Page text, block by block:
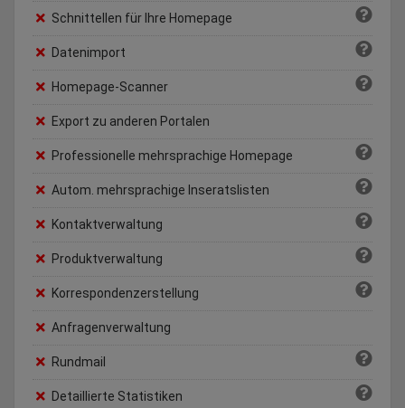
Schnittellen für Ihre Homepage
Datenimport
Homepage-Scanner
Export zu anderen Portalen
Professionelle mehrsprachige Homepage
Autom. mehrsprachige Inseratslisten
Kontaktverwaltung
Produktverwaltung
Korrespondenzerstellung
Anfragenverwaltung
Rundmail
Detaillierte Statistiken